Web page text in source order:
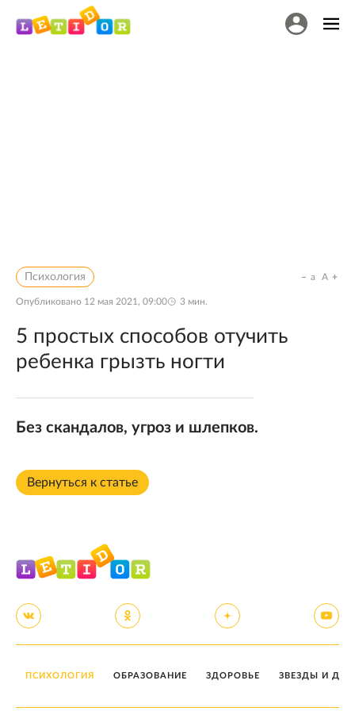
Психология
Опубликовано 12 мая 2021, 09:00 3 мин.
a A
5 простых способов отучить
ребенка грызть ногти
Без скандалов, угроз и шлепков.
Вернуться к статье
ПСИХОЛОГИЯ ОБРАЗОВАНИЕ ЗДОРОВЬЕ ЗВЕЗДЫ И